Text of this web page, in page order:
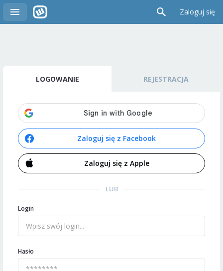
Zaloguj się
LOGOWANIE REJESTRACJA
Zaloguj się z Facebook
Zaloguj się z Apple
LUB
Login
Hasło